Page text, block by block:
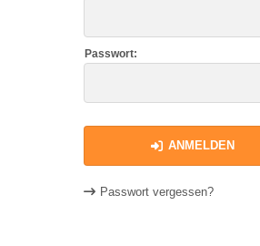
Passwort:
ANMELDEN
Passwort vergessen?